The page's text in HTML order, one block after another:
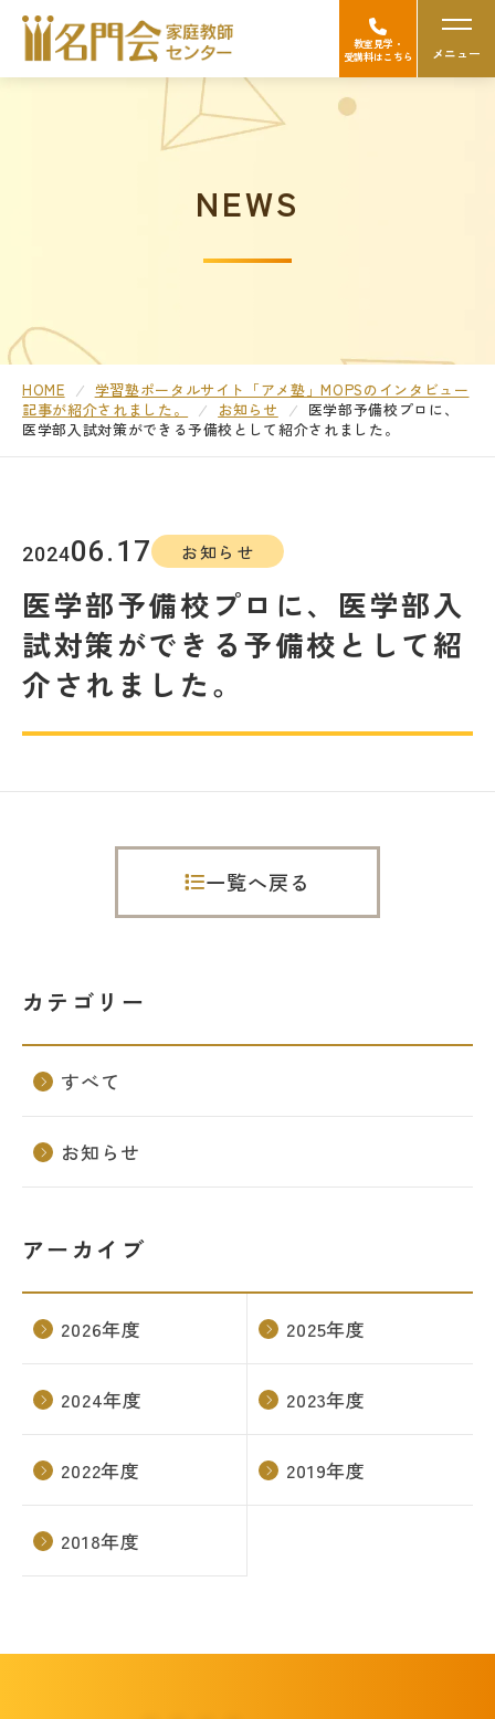
教室見学・
受講料はこちら メニュー
名門会の強み（選ばれる理由）
Googleの口コミを見る
高校受験/中高一貫対策
大学受験
医学部受験
対策講座・特別コース
受講までの流れ 教室を探す
無料受験セミナ
カスタマーハラスメントに対する基本方針
リソー教育グループについて
ト」
企業・メディアの方はこちら
NEWS
HOME
学習塾ポータルサイト「アメ塾」MOPSのインタビュー
記事が紹介されました。
お知らせ
医学部予備校プロに、
医学部入試対策ができる予備校として紹介されました。
202406.17 お知らせ
医学部予備校プロに、医学部入
試対策ができる予備校として紹
介されました。
一覧へ戻る
カテゴリー
すべて
お知らせ
アーカイブ
2026年度 2025年度
2024年度 2023年度
2022年度 2019年度
2018年度